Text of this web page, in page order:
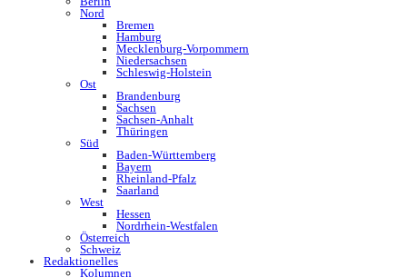
Nord
Bremen
Hamburg
Mecklenburg-Vorpommern
Niedersachsen
Schleswig-Holstein
Ost
Brandenburg
Sachsen
Sachsen-Anhalt
Thüringen
Süd
Baden-Württemberg
Bayern
Rheinland-Pfalz
Saarland
West
Hessen
Nordrhein-Westfalen
Österreich
Schweiz
Redaktionelles
Kolumnen